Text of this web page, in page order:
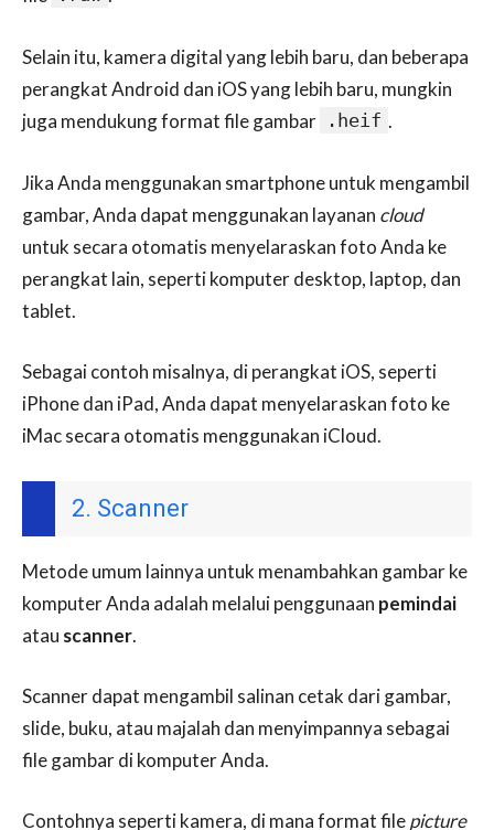
Selain itu, kamera digital yang lebih baru, dan beberapa
perangkat Android dan iOS yang lebih baru, mungkin
juga mendukung format file gambar
.heif .
Jika Anda menggunakan smartphone untuk mengambil
gambar, Anda dapat menggunakan layanan cloud
untuk secara otomatis menyelaraskan foto Anda ke
perangkat lain, seperti komputer desktop, laptop, dan
tablet.
Sebagai contoh misalnya, di perangkat iOS, seperti
iPhone dan iPad, Anda dapat menyelaraskan foto ke
iMac secara otomatis menggunakan iCloud.
2. Scanner
Metode umum lainnya untuk menambahkan gambar ke
komputer Anda adalah melalui penggunaan pemindai
atau scanner.
Scanner dapat mengambil salinan cetak dari gambar,
slide, buku, atau majalah dan menyimpannya sebagai
file gambar di komputer Anda.
Contohnya seperti kamera, di mana format filepicture